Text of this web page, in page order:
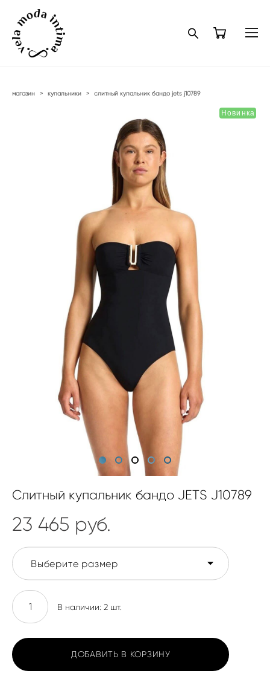
магазин > купальники > слитный купальник бандо jets j10789
Новинка
Слитный купальник бандо JETS J10789
23 465 pуб.
Выберите размер
В наличии: 2 шт.
ДОБАВИТЬ В КОРЗИНУ